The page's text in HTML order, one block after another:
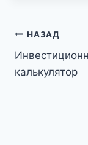
по
НАЗАД
калькулятор